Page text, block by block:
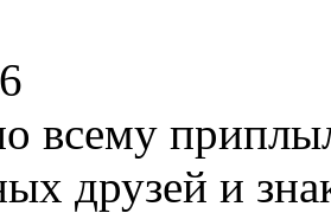
всему
друзей и